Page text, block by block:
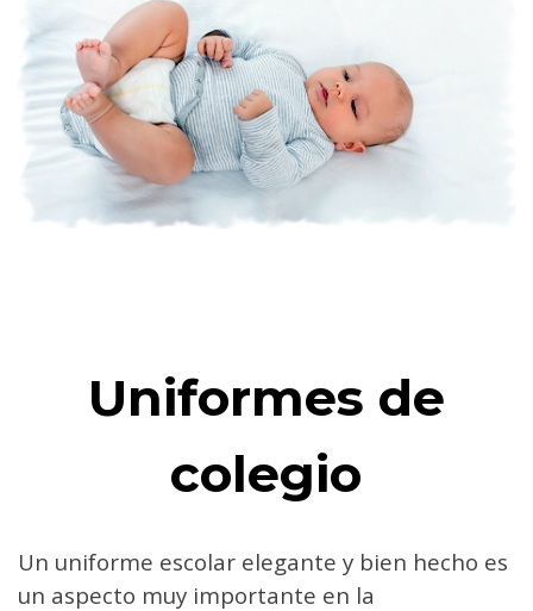
Uniformes de
colegio
Un uniforme escolar elegante y bien hecho es
un aspecto muy importante en la